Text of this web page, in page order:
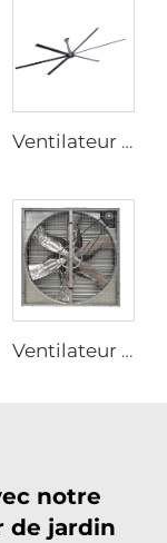
Ventilateur d'église 24ft HVLS 7.3m grand ventilateur de plafond en aluminium pour la ventilation
Ventilateur d'évacuation avec ventilation pour exploitation avicole de poulets de chair
notre
de jardin